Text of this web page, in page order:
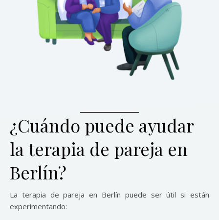
¿Cuándo puede ayudar
la terapia de pareja en
Berlín?
La terapia de pareja en Berlín puede ser útil si están
experimentando: